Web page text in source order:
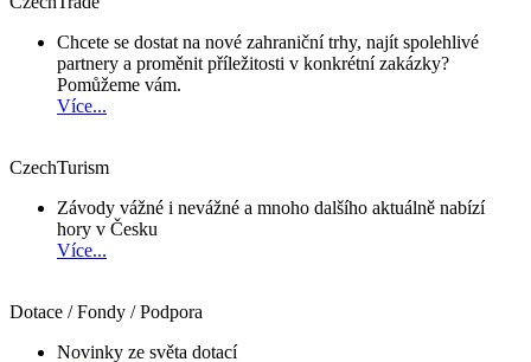
Chcete se dostat na nové zahraniční trhy, najít spolehlivé
partnery a proměnit příležitosti v konkrétní zakázky?
Pomůžeme vám.
Více...
CzechTurism
Závody vážné i nevážné a mnoho dalšího aktuálně nabízí
hory v Česku
Více...
Dotace / Fondy / Podpora
Novinky ze světa dotací